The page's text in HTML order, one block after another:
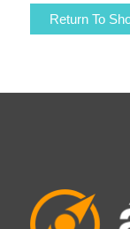
Return To